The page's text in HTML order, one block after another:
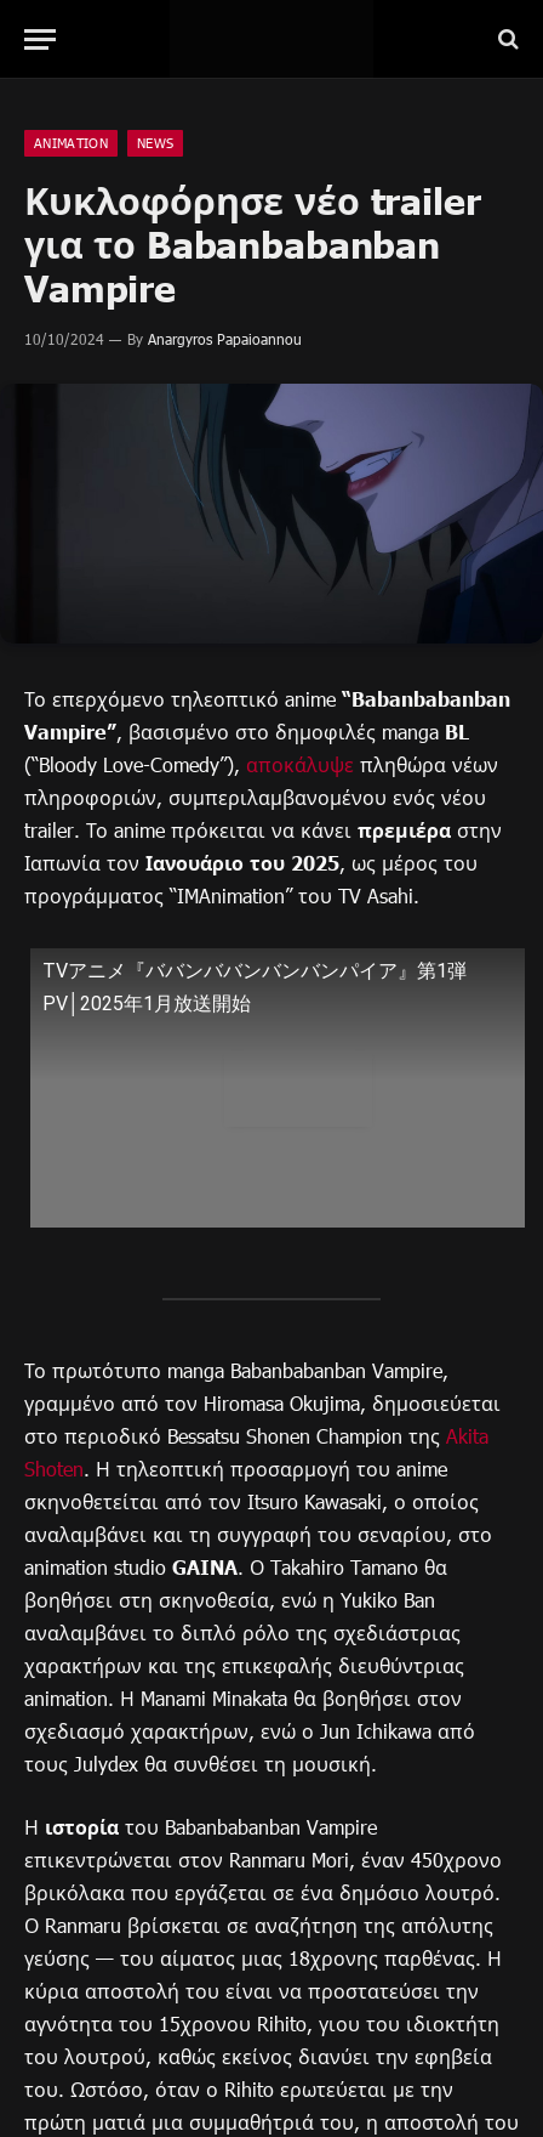
ANIMATION NEWS
Κυκλοφόρησε νέο trailer
για το Babanbabanban
Vampire
10/10/2024 By Anargyros Papaioannou
Το επερχόμενο τηλεοπτικό anime “Babanbabanban
Vampire”, βασισμένο στο δημοφιλές manga BL
(“Bloody Love-Comedy”), αποκάλυψε πληθώρα νέων
πληροφοριών, συμπεριλαμβανομένου ενός νέου
trailer. Το anime πρόκειται να κάνει πρεμιέρα στην
Ιαπωνία τον Ιανουάριο του 2025, ως μέρος του
προγράμματος “IMAnimation” του TV Asahi.
TVアニメ『ババンババンバンバンパイア』第1弾
PV│2025年1月放送開始
Το πρωτότυπο manga Babanbabanban Vampire,
γραμμένο από τον Hiromasa Okujima, δημοσιεύεται
στο περιοδικό Bessatsu Shonen Champion της Akita
Shoten. Η τηλεοπτική προσαρμογή του anime
σκηνοθετείται από τον Itsuro Kawasaki, ο οποίος
αναλαμβάνει και τη συγγραφή του σεναρίου, στο
animation studio GAINA. Ο Takahiro Tamano θα
βοηθήσει στη σκηνοθεσία, ενώ η Yukiko Ban
αναλαμβάνει το διπλό ρόλο της σχεδιάστριας
χαρακτήρων και της επικεφαλής διευθύντριας
animation. Η Manami Minakata θα βοηθήσει στον
σχεδιασμό χαρακτήρων, ενώ ο Jun Ichikawa από
τους Julydex θα συνθέσει τη μουσική.
Η ιστορία του Babanbabanban Vampire
επικεντρώνεται στον Ranmaru Mori, έναν 450χρονο
βρικόλακα που εργάζεται σε ένα δημόσιο λουτρό.
Ο Ranmaru βρίσκεται σε αναζήτηση της απόλυτης
γεύσης — του αίματος μιας 18χρονης παρθένας. Η
κύρια αποστολή του είναι να προστατεύσει την
αγνότητα του 15χρονου Rihito, γιου του ιδιοκτήτη
του λουτρού, καθώς εκείνος διανύει την εφηβεία
του. Ωστόσο, όταν ο Rihito ερωτεύεται με την
πρώτη ματιά μια συμμαθήτριά του, η αποστολή του